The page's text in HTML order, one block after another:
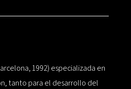
1992) especializada en
tanto para el desarrollo del